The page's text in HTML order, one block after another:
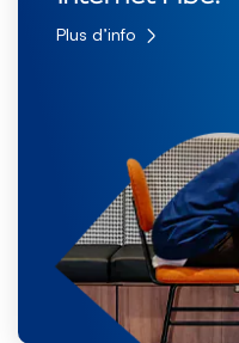
Plus d’info